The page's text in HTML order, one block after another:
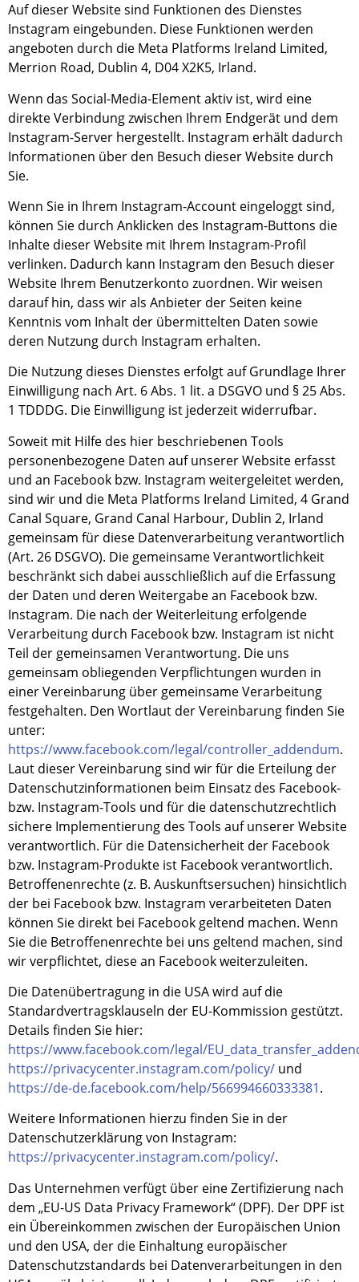
Auf dieser Website sind Funktionen des Dienstes
Instagram eingebunden. Diese Funktionen werden
angeboten durch die Meta Platforms Ireland Limited,
Merrion Road, Dublin 4, D04 X2K5, Irland.
Wenn das Social-Media-Element aktiv ist, wird eine
direkte Verbindung zwischen Ihrem Endgerät und dem
Instagram-Server hergestellt. Instagram erhält dadurch
Informationen über den Besuch dieser Website durch
Sie.
Wenn Sie in Ihrem Instagram-Account eingeloggt sind,
können Sie durch Anklicken des Instagram-Buttons die
Inhalte dieser Website mit Ihrem Instagram-Profil
verlinken. Dadurch kann Instagram den Besuch dieser
Website Ihrem Benutzerkonto zuordnen. Wir weisen
darauf hin, dass wir als Anbieter der Seiten keine
Kenntnis vom Inhalt der übermittelten Daten sowie
deren Nutzung durch Instagram erhalten.
Die Nutzung dieses Dienstes erfolgt auf Grundlage Ihrer
Einwilligung nach Art. 6 Abs. 1 lit. a DSGVO und § 25 Abs.
1 TDDDG. Die Einwilligung ist jederzeit widerrufbar.
Soweit mit Hilfe des hier beschriebenen Tools
personenbezogene Daten auf unserer Website erfasst
und an Facebook bzw. Instagram weitergeleitet werden,
sind wir und die Meta Platforms Ireland Limited, 4 Grand
Canal Square, Grand Canal Harbour, Dublin 2, Irland
gemeinsam für diese Datenverarbeitung verantwortlich
(Art. 26 DSGVO). Die gemeinsame Verantwortlichkeit
beschränkt sich dabei ausschließlich auf die Erfassung
der Daten und deren Weitergabe an Facebook bzw.
Instagram. Die nach der Weiterleitung erfolgende
Verarbeitung durch Facebook bzw. Instagram ist nicht
Teil der gemeinsamen Verantwortung. Die uns
gemeinsam obliegenden Verpflichtungen wurden in
einer Vereinbarung über gemeinsame Verarbeitung
festgehalten. Den Wortlaut der Vereinbarung finden Sie
unter:
https://www.facebook.com/legal/controller_addendum.
Laut dieser Vereinbarung sind wir für die Erteilung der
Datenschutzinformationen beim Einsatz des Facebook-
bzw. Instagram-Tools und für die datenschutzrechtlich
sichere Implementierung des Tools auf unserer Website
verantwortlich. Für die Datensicherheit der Facebook
bzw. Instagram-Produkte ist Facebook verantwortlich.
Betroffenenrechte (z. B. Auskunftsersuchen) hinsichtlich
der bei Facebook bzw. Instagram verarbeiteten Daten
können Sie direkt bei Facebook geltend machen. Wenn
Sie die Betroffenenrechte bei uns geltend machen, sind
wir verpflichtet, diese an Facebook weiterzuleiten.
Die Datenübertragung in die USA wird auf die
Standardvertragsklauseln der EU-Kommission gestützt.
Details finden Sie hier:
https://www.facebook.com/legal/
https://privacycenter.instagram.com/policy/ und
https://de-de.facebook.com/help/566994660333381.
Weitere Informationen hierzu finden Sie in der
Datenschutzerklärung von Instagram:
https://privacycenter.instagram.com/policy/.
Das Unternehmen verfügt über eine Zertifizierung nach
dem „EU-US Data Privacy Framework“ (DPF). Der DPF ist
ein Übereinkommen zwischen der Europäischen Union
und den USA, der die Einhaltung europäischer
Datenschutzstandards bei Datenverarbeitungen in den